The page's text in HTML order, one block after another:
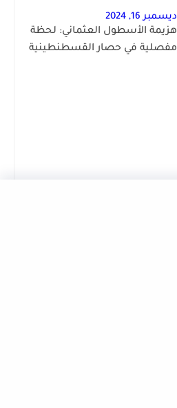
ديسمبر 16, 2024
هزيمة الأسطول العثماني: لحظة
مفصلية في حصار القسطنطينية